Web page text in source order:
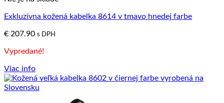
Exkluzívna kožená kabelka 8614 v tmavo hnedej farbe
€ 207.90 s DPH
Vypredané!
Viac info